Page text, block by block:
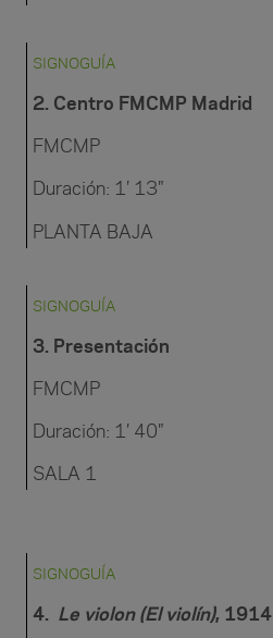
SIGNOGUÍA
2. Centro FMCMP Madrid
FMCMP
Duración: 1′ 13″
PLANTA BAJA
SIGNOGUÍA
3. Presentación
FMCMP
Duración: 1′ 40″
SALA 1
SIGNOGUÍA
4. Le violon (El violín), 1914